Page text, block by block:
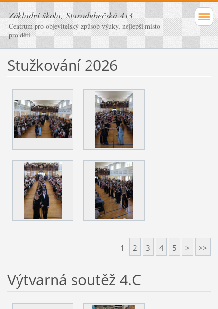
Základní škola, Starodubečská 413
Centrum pro objevitelský způsob výuky, nejlepší místo
pro děti
Stužkování 2026
1 2 3 4 5 > >>
Výtvarná soutěž 4.C